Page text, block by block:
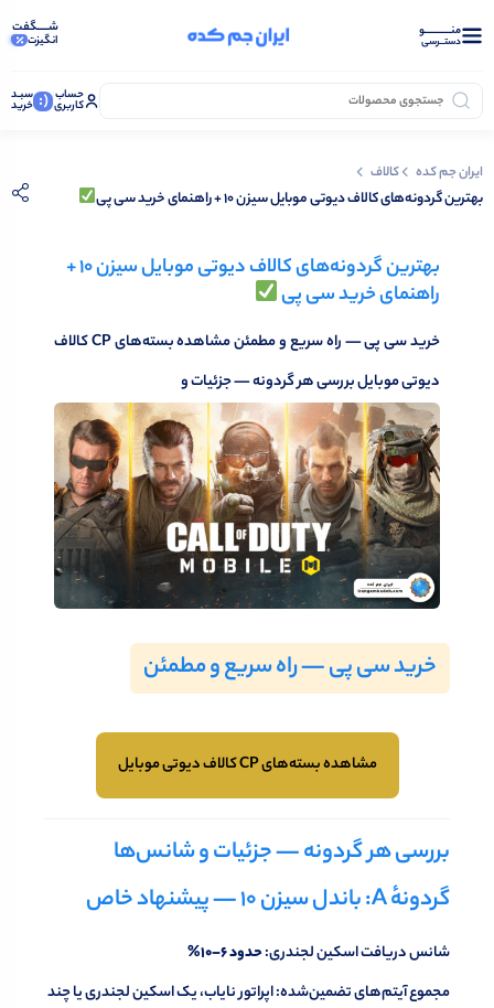
منــــــــــــو
دستــرسی
شـــــگفت
انگیزت
حساب
کاربری (: سبـد
خرید
ایران جم کده کالاف
بهترین گردونه‌های کالاف دیوتی موبایل سیزن ۱۰ + راهنمای خرید سی پی
بهترین گردونه‌های کالاف دیوتی موبایل سیزن ۱۰ +
راهنمای خرید سی پی
خرید سی پی — راه سریع و مطمئن مشاهده بسته‌های CP کالاف
دیوتی موبایل بررسی هر گردونه — جزئیات و
خرید سی پی — راه سریع و مطمئن
مشاهده بسته‌های CP کالاف دیوتی موبایل
بررسی هر گردونه — جزئیات و شانس‌ها
گردونهٔ A: باندل سیزن ۱۰ — پیشنهاد خاص
شانس دریافت اسکین لجندری:حدود 6–10%
مجموع آیتم‌های تضمین‌شده: اپراتور نایاب، یک اسکین لجندری یا چند
خرید موفق: کاربر سیاوش — ۸۰ سی پی